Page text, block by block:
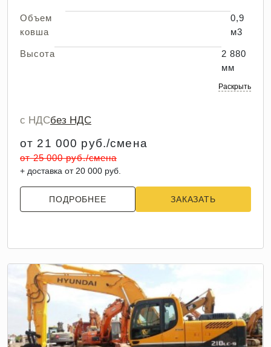
Объем
ковша
0,9
м3
Высота
2 880
мм
Раскрыть
с НДСбез НДС
от 21 000 руб./смена
от 25 000 руб./смена
+ доставка от 20 000 руб.
ПОДРОБНЕЕ ЗАКАЗАТЬ